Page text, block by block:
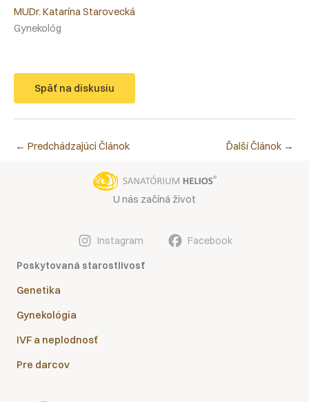
MUDr. Katarína Starovecká
Gynekológ
Späť na diskusiu
← Predchádzajúci Článok Ďalší Článok →
U nás začíná život
Instagram Facebook
Poskytovaná starostlivosť
Genetika
Gynekológia
IVF a neplodnosť
Pre darcov